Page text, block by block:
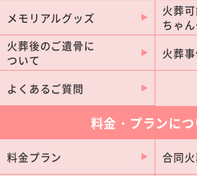
春日井市
安城市
豊川市
西尾市
小牧市
稲沢市
半田市
東海市
日進市
大府市
北名古
メモリアルグッズ
火葬
ちゃ
火葬後のご遺骨に
ついて
火葬
よくあるご質問
料金・プランにつ
料金プラン 合同